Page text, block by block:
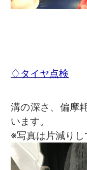
♢タイヤ点検
溝の深さ、偏摩
います。
※写真は片減り